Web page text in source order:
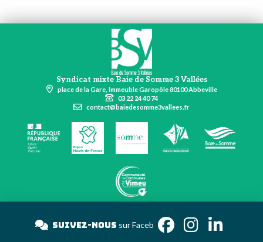
Syndicat mixte Baie de Somme 3 Vallées
place de la Gare, Immeuble Garopôle 80100 Abbeville
03 22 24 40 74
contact@baiedesomme3vallees.fr
Suivez-noussu